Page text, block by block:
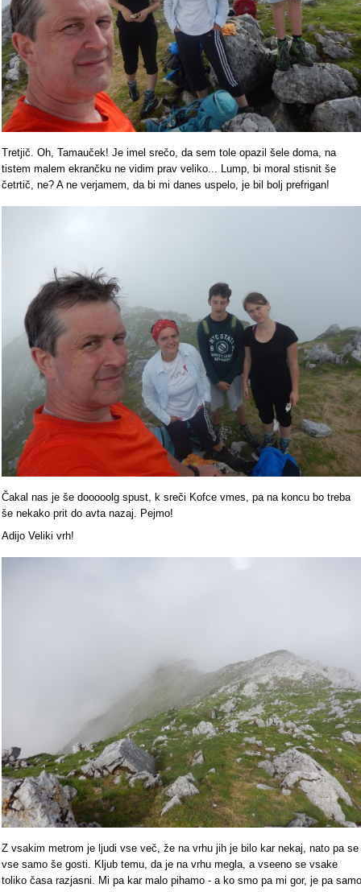
Tretjič. Oh, Tamauček! Je imel srečo, da sem tole opazil šele doma, na
tistem malem ekrančku ne vidim prav veliko... Lump, bi moral stisnit še
četrtič, ne? A ne verjamem, da bi mi danes uspelo, je bil bolj prefrigan!
Čakal nas je še dooooolg spust, k sreči Kofce vmes, pa na koncu bo treba
še nekako prit do avta nazaj. Pejmo!
Adijo Veliki vrh!
Z vsakim metrom je ljudi vse več, že na vrhu jih je bilo kar nekaj, nato pa se
vse samo še gosti. Kljub temu, da je na vrhu megla, a vseeno se vsake
toliko časa razjasni. Mi pa kar malo pihamo - a ko smo pa mi gor, je pa samo